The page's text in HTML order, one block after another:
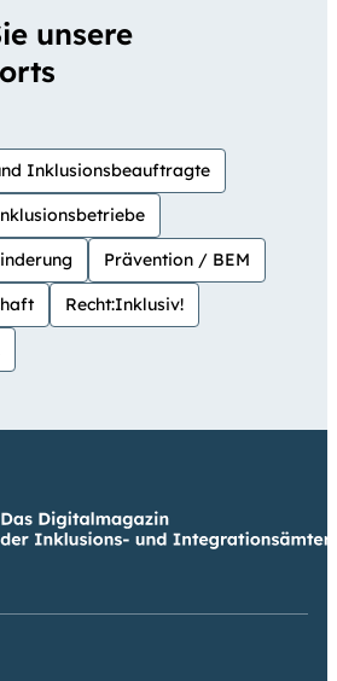
unsere
Inklusionsbeauftragte
Prävention / BEM
Recht:Inklusiv!